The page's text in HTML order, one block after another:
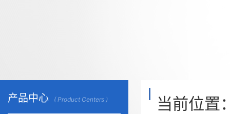
产品中心 ( Product Centers ) 当前位置